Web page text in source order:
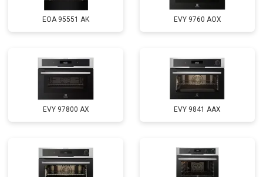
EOA 95551 AK EVY 9760 AOX
EVY 97800 AX EVY 9841 AAX